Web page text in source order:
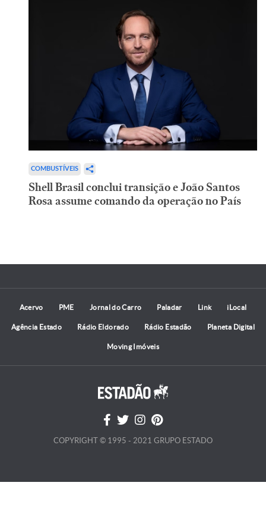
COMBUSTÍVEIS
Shell Brasil conclui transição e João Santos
Rosa assume comando da operação no País
Acervo PME Jornal do Carro Paladar Link iLocal
Agência Estado Rádio Eldorado Rádio Estadão Planeta Digital
Moving Imóveis
COPYRIGHT © 1995 - 2021 GRUPO ESTADO